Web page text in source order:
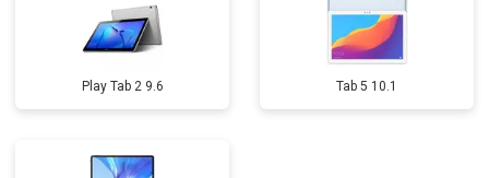
Play Tab 2 9.6 Tab 5 10.1